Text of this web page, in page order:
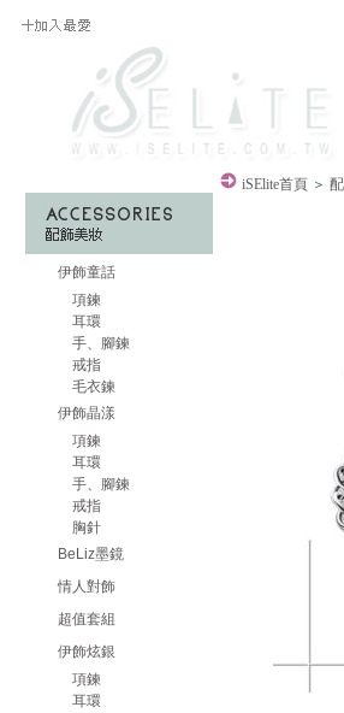
伊飾童話
項鍊
耳環
手、腳鍊
戒指
毛衣鍊
伊飾晶漾
項鍊
耳環
手、腳鍊
戒指
胸針
BeLiz墨鏡
情人對飾
超值套組
伊飾炫銀
項鍊
耳環
iSElite首頁 ＞